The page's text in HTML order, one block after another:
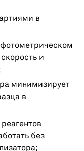
в
и
минимизирует
в
без